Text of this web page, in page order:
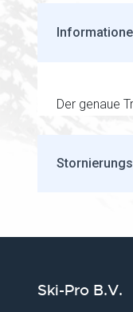
Der genaue
Ski-Pro B.V.